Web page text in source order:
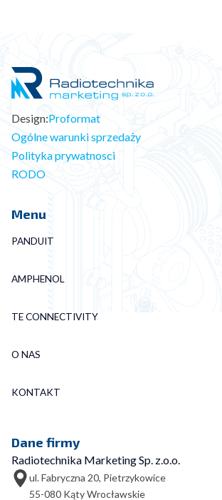
Design:Proformat
Ogólne warunki sprzedaży
Polityka prywatnosci
RODO
Menu
PANDUIT
AMPHENOL
TE CONNECTIVITY
O NAS
KONTAKT
Dane firmy
Radiotechnika Marketing Sp. z.o.o.
ul. Fabryczna 20, Pietrzykowice
55-080 Kąty Wrocławskie